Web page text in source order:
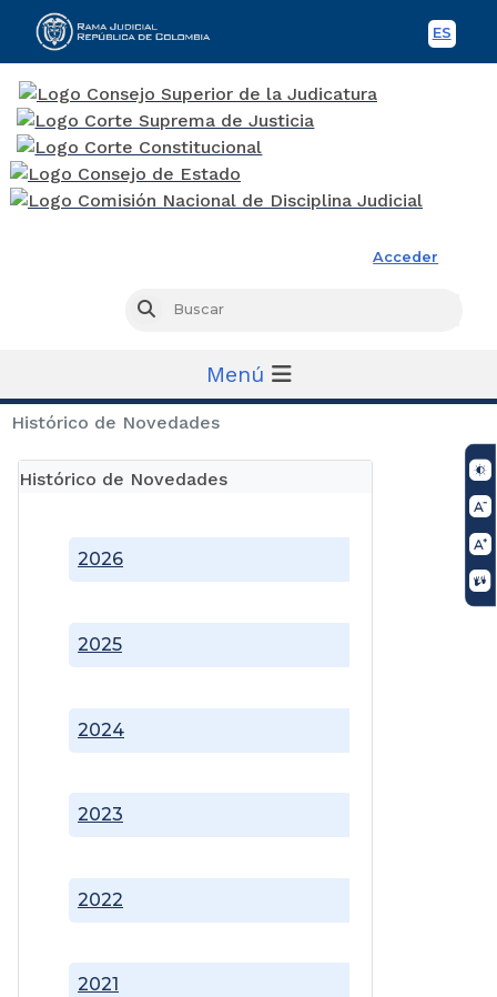
ES
Acceder
Buscar
Menú
Histórico de Novedades
Histórico de Novedades
2021
2022
2023
2024
2025
2026